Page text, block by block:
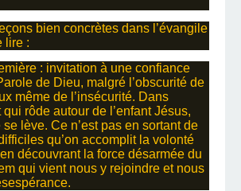
bien concrètes dans l’évangile
lire :
: invitation à une confiance
de Dieu, malgré l’obscurité de
même de l’insécurité. Dans
qui rôde autour de l’enfant Jésus,
lève. Ce n’est pas en sortant de
qu’on accomplit la volonté
découvrant la force désarmée du
qui vient nous y rejoindre et nous